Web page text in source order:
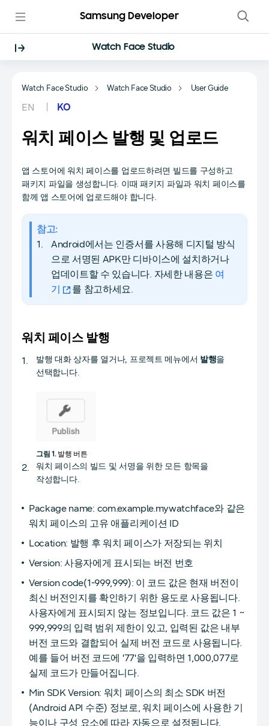
Samsung Developer
Watch Face Studio
Watch Face Studio Watch Face Studio User Guide
EN KO
워치 페이스 발행 및 업로드
앱 스토어에 워치 페이스를 업로드하려면 빌드를 구성하고
패키지 파일을 생성합니다. 이때 패키지 파일과 워치 페이스를
함께 앱 스토어에 업로드해야 합니다.
참고:
Android에서는 인증서를 사용해 디지털 방식
으로 서명된 APK만 디바이스에 설치하거나
업데이트할 수 있습니다. 자세한 내용은 여
기
를 참고하세요.
워치 페이스 발행
발행 대화 상자를 열거나, 프로젝트 메뉴에서 발행을
선택합니다.
그림 1.발행 버튼
워치 페이스의 빌드 및 서명을 위한 모든 항목을
작성합니다.
Package name: com.example.mywatchface와 같은
워치 페이스의 고유 애플리케이션 ID
Location: 발행 후 워치 페이스가 저장되는 위치
Version: 사용자에게 표시되는 버전 번호
Version code(1-999,999): 이 코드 값은 현재 버전이
최신 버전인지를 확인하기 위한 용도로 사용됩니다.
사용자에게 표시되지 않는 정보입니다. 코드 값은 1 ~
999,999의 입력 범위 제한이 있고, 입력된 값은 내부
버전 코드와 결합되어 실제 버전 코드로 사용됩니다.
예를 들어 버전 코드에 '77'을 입력하면 1,000,077로
실제 코드가 만들어집니다.
Min SDK Version: 워치 페이스의 최소 SDK 버전
(Android API 수준) 정보로, 워치 페이스에 사용한 기
능이나 구성 요소에 따라 자동으로 설정됩니다.